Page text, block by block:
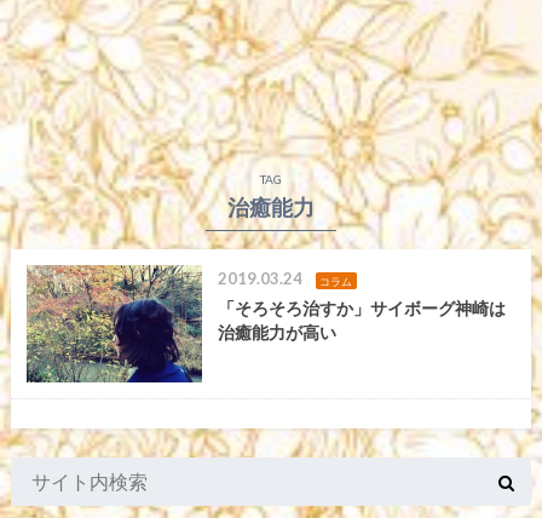
TAG
治癒能力
2019.03.24 コラム
「そろそろ治すか」サイボーグ神崎は
治癒能力が高い